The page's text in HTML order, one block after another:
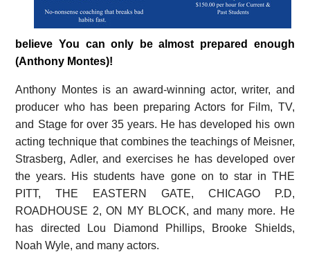
believe You can only be almost prepared enough
(Anthony Montes)!
Anthony Montes is an award-winning actor, writer, and
producer who has been preparing Actors for Film, TV,
and Stage for over 35 years. He has developed his own
acting technique that combines the teachings of Meisner,
Strasberg, Adler, and exercises he has developed over
the years. His students have gone on to star in THE
PITT, THE EASTERN GATE, CHICAGO P.D,
ROADHOUSE 2, ON MY BLOCK, and many more. He
has directed Lou Diamond Phillips, Brooke Shields,
Noah Wyle, and many actors.